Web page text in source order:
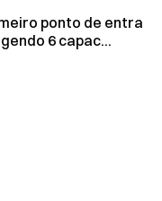
ponto de entra
6 capac...